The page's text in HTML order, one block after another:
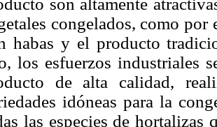
son altamente
congelados, como
habas y el producto
los esfuerzos industriales
de alta calidad,
idóneas para la
las especies de hortalizas